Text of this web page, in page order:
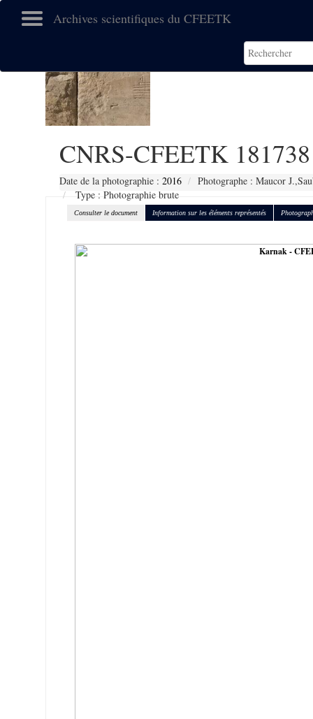
Archives scientifiques du CFEETK
CNRS-CFEETK 181738
Date de la photographie : 2016
Photographe : Maucor
Type : Photographie brute
Consulter le document Information sur les éléments représentés